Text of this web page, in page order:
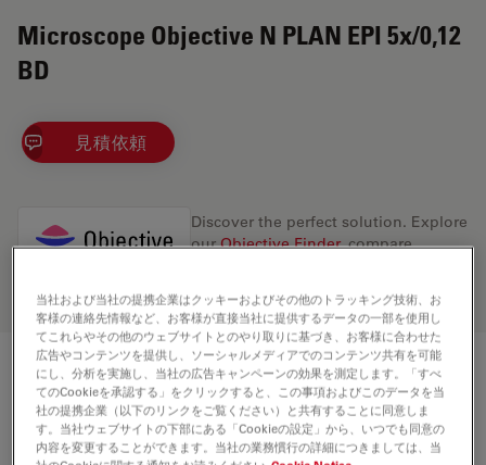
Microscope Objective N PLAN EPI 5x/0,12
BD
見積依頼
Discover the perfect solution. Explore
ourObjective Finder, compare
技術仕様
当社および当社の提携企業はクッキーおよびその他のトラッキング技術、お
客様の連絡先情報など、お客様が直接当社に提供するデータの一部を使用し
てこれらやその他のウェブサイトとのやり取りに基づき、お客様に合わせた
広告やコンテンツを提供し、ソーシャルメディアでのコンテンツ共有を可能
にし、分析を実施し、当社の広告キャンペーンの効果を測定します。「すべ
てのCookieを承認する」をクリックすると、この事項およびこのデータを当
社の提携企業（以下のリンクをご覧ください）と共有することに同意しま
す。当社ウェブサイトの下部にある「Cookieの設定」から、いつでも同意の
内容を変更することができます。当社の業務慣行の詳細につきましては、当